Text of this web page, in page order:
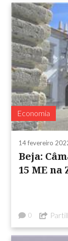
Economia
14 fevereiro
Beja:
15 ME na
0